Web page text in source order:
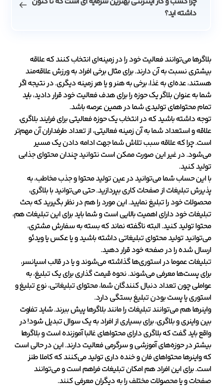
داشته اید؟
بلاگرها می‌توانند فعالیت خود را در زمینه‌ای انتخاب کنند که علاقه
بیشتری نسبت به آن دارند. برای مثال برخی افراد به ورزش علاقه‌مند
هستند، عده‌ای به غذا، برخی به هنر و یا هر زمینه دیگری‌. در نتیجه اگر
شما به عنوان بلاگر یک حوزه را برای هدف فعالیت خود قرار دادید، باید
تمام محتواهای تولیدی شما در همین عرصه باشد.
توجه داشته باشید که در انتخاب یک حوزه فعالیتی برای فرایند بلاگری،
علاقه و استعداد شما به آن زمینه فعالیتی، از تعداد طرفداران آن مهم‌تر
است. چرا که علاقه سبب تلاش شما جهت ادامه دادن یک مسیر
می‌شود. در غیر این صورت ممکن است نتوانید چندان محتوای جذابی
تولید کنید.
با این حساب شما می‌توانید در عین تولید محتوا و جذب مخاطب، به
پذیرش تبلیغات از صفحات کاری بپردازید. حتی می‌توانید با بلاگری،
محصولات خود را تبلیغ نمایید. این مورد را هم در نظر بگیرید که بحث
تبلیغات خود دارای اهمیت بالایی است و شما باید برای این تبلیغات هم،
محتوا تولید کنید. البته ناگفته نماند که بسته به سفارش مشتری،
می‌توانید تولید محتوای تبلیغاتی داشته باشید و یا عکس یا ویدئو
ارسال شده را در صفحه خود قرار دهید.
تبلیغات عموما در استوری‌ها گذاشته می‌شوند و یا در قالب اسپانسر،
برای پست‌ها معرفی می‌شوند. نحوه قیمت گذاری برای یک تبلیغ، به
عواملی چون تعداد دنبال کنندگان شما، محتوای تبلیغاتی، نوع تبلیغ و
استوری یا پست بودن تبلیغ بستگی دارد.
واینرها هم می‌توانند تبلیغات را مانند بلاگرها پیش ببرند. شاید تفاوت
بین واینری و بلاگری، برای بسیاری از افراد به یک سوال تبدیل شود! در
واقع باید گفت که بلاگری دارای محتواهای غالبا آموزنده است و بلاگرها
بیشتر در حوزه‌های آموزشی و سرگرمی فعالیت دارند. این در حالی است
که واینرها محتواهای فان و خنده داری تولید می‌کنند که کاملا طنز
است. برای این افراد هم امکان تبلیغات فراهم است و می‌توانند
صفحات و یا محصولات مختلف را به دیگران معرفی کنند.